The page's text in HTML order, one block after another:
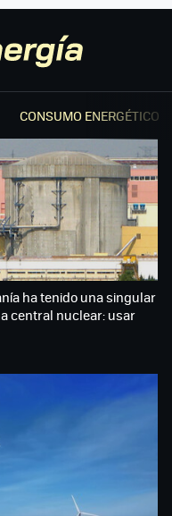
CONSUMO ENERGÉTICO
ha tenido una singular
central nuclear: usar